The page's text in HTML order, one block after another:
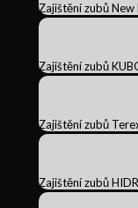
Zajištění zubů New
Zajištění zubů
Zajištění zubů
Zajištění zubů